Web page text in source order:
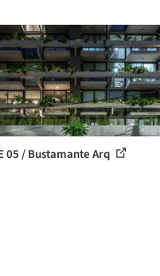
05 / Bustamante Arq